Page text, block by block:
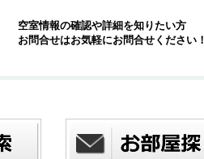
空室情報の確認や詳細を知りたい方
お問合せはお気軽にお問合せください！